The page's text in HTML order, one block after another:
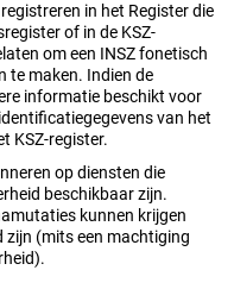
in het Register die
of in de KSZ-
om een INSZ fonetisch
te maken. Indien de
informatie beschikt voor
van het
KSZ-register.
op diensten die
beschikbaar zijn.
kunnen krijgen
zijn (mits een machtiging